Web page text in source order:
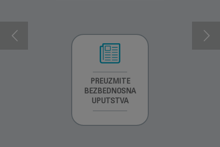
PREUZMITE
BEZBEDNOSNA
UPUTSTVA